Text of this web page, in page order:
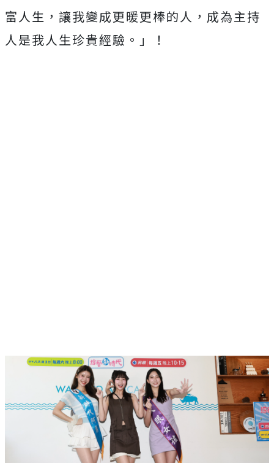
富人生，讓我變成更暖更棒的人，成為主持
人是我人生珍貴經驗。」！